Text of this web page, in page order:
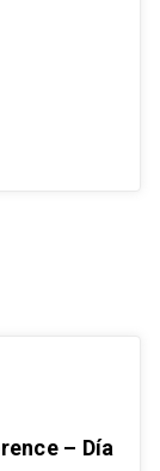
– Día